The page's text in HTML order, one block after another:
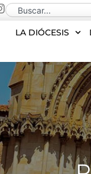
LA DIÓCESIS